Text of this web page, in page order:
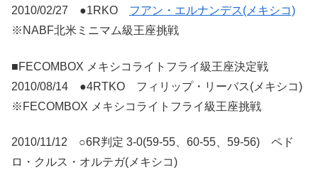
2010/02/27 ●1RKO フアン・エルナンデス(メキシコ)
※NABF北米ミニマム級王座挑戦
■FECOMBOX メキシコライトフライ級王座決定戦
2010/08/14 ●4RTKO フィリップ・リーバス(メキシコ)
※FECOMBOX メキシコライトフライ級王座挑戦
2010/11/12 ○6R判定 3-0(59-55、60-55、59-56) ペド
ロ・クルス・オルテガ(メキシコ)